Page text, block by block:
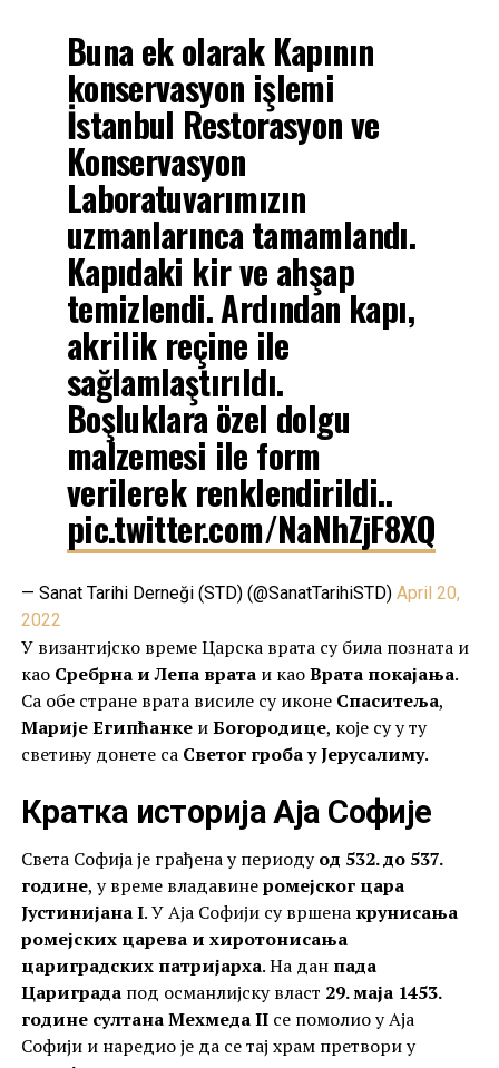
Buna ek olarak Kapının
konservasyon işlemi
İstanbul Restorasyon ve
Konservasyon
Laboratuvarımızın
uzmanlarınca tamamlandı.
Kapıdaki kir ve ahşap
temizlendi. Ardından kapı,
akrilik reçine ile
sağlamlaştırıldı.
Boşluklara özel dolgu
malzemesi ile form
verilerek renklendirildi..
pic.twitter.com/NaNhZjF8XQ
— Sanat Tarihi Derneği (STD) (@SanatTarihiSTD) April 20,
2022
У византијско време Царска врата су била позната и
као Сребрна и Лепа вратаи каоВрата покајања.
Са обе стране врата висиле су иконе Спаситеља,
Марије ЕгипћанкеиБогородице, које су у ту
светињу донете са Светог гроба у Јерусалиму.
Кратка историја Аја Софије
Света Софија је грађена у периодуод 532. до 537.
године, у време владавинеромејског цара
Jустинијана I. У Аја Софији су вршена крунисања
ромејских царева и хиротонисања
цариградских патријарха. На дан пада
Цариградапод османлијску власт 29. маја 1453.
године султана Мехмеда IIсе помолио у Аја
Софији и наредио је да се тај храм претвори у